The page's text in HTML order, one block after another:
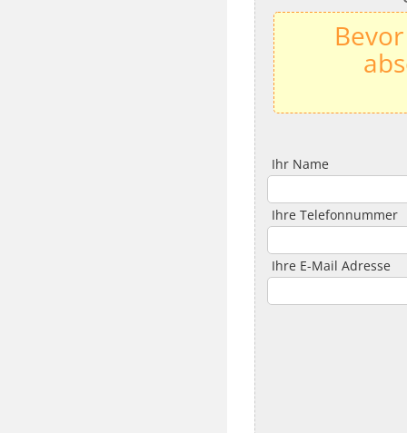
Ihr Name
Ihre Telefonnummer
Ihre E-Mail Adresse